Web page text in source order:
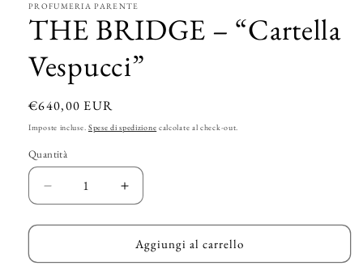
PROFUMERIA PARENTE
THE BRIDGE – “Cartella
Vespucci”
Prezzo
di
€640,00 EUR
Imposte incluse. Spese di spedizione calcolate al check-out.
Quantità
Diminuisci
quantità
per
BRIDGE
Aumenta
quantità
per
THE
BRIDGE
Aggiungi al carrello